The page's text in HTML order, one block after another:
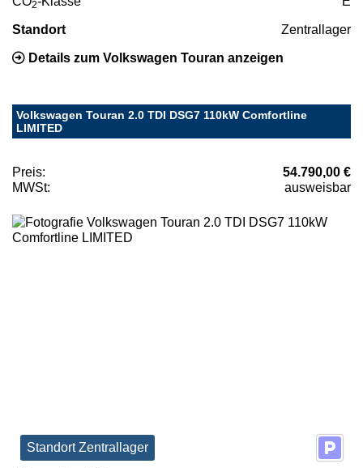
2
Standort Zentrallager
Details zum Volkswagen Touran anzeigen
Volkswagen Touran 2.0 TDI DSG7 110kW Comfortline
LIMITED
Preis:
54.790,00 €
MWSt:
ausweisbar
Standort Zentrallager